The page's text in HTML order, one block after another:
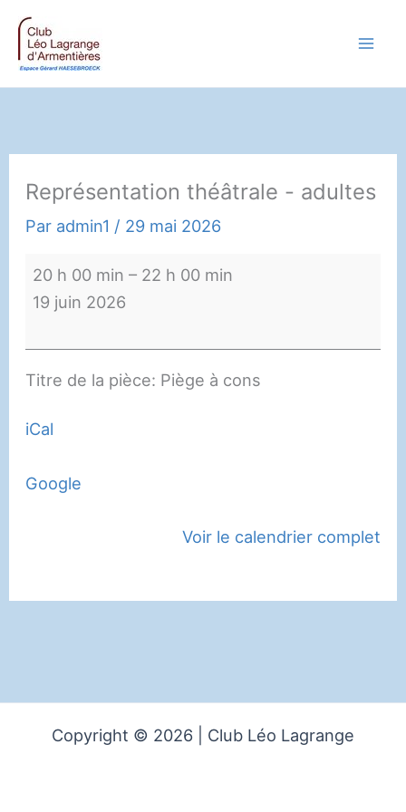
Aller
contenu
Représentation théâtrale - adultes
Par admin1 / 29 mai 2026
Représentation
théâtrale
adultes
20 h 00 min – 22 h 00 min
19 juin 2026
Titre de la pièce: Piège à cons
iCal
Google
Voir le calendrier complet
Copyright © 2026 | Club Léo Lagrange